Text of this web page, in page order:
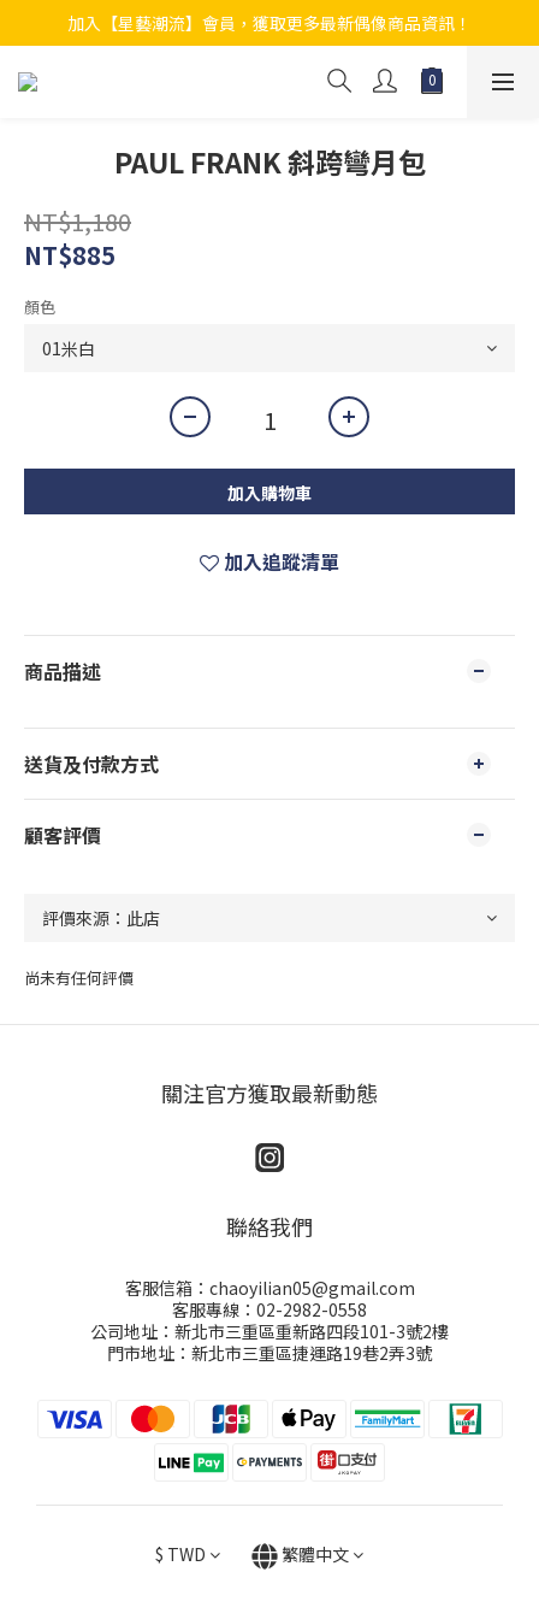
加入【星藝潮流】會員，獲取更多最新偶像商品資訊！
PAUL FRANK 斜跨彎月包
NT$1,180
NT$885
顏色
加入購物車
加入追蹤清單
商品描述
送貨及付款方式
顧客評價
尚未有任何評價
關注官方獲取最新動態
聯絡我們
客服信箱：chaoyilian05@gmail.com
客服專線：02-2982-0558
公司地址：新北市三重區重新路四段101-3號2樓
門市地址：新北市三重區捷運路19巷2弄3號
$ TWD 繁體中文